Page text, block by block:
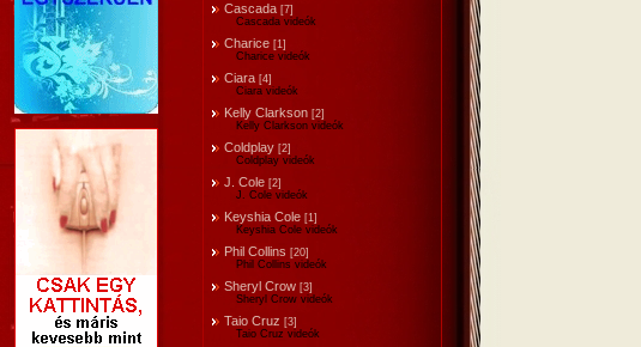
Cascada [7]
Cascada videók
Charice [1]
Charice videók
Ciara [4]
Ciara videók
Kelly Clarkson [2]
Kelly Clarkson videók
Coldplay [2]
Coldplay videók
J. Cole [2]
J. Cole videók
Keyshia Cole [1]
Keyshia Cole videók
Phil Collins [20]
Phil Collins videók
Sheryl Crow [3]
Sheryl Crow videók
Taio Cruz [3]
Taio Cruz videók